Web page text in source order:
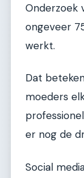
Onderzoek
ongeveer
werkt.
Dat
moeders
er nog de
Social